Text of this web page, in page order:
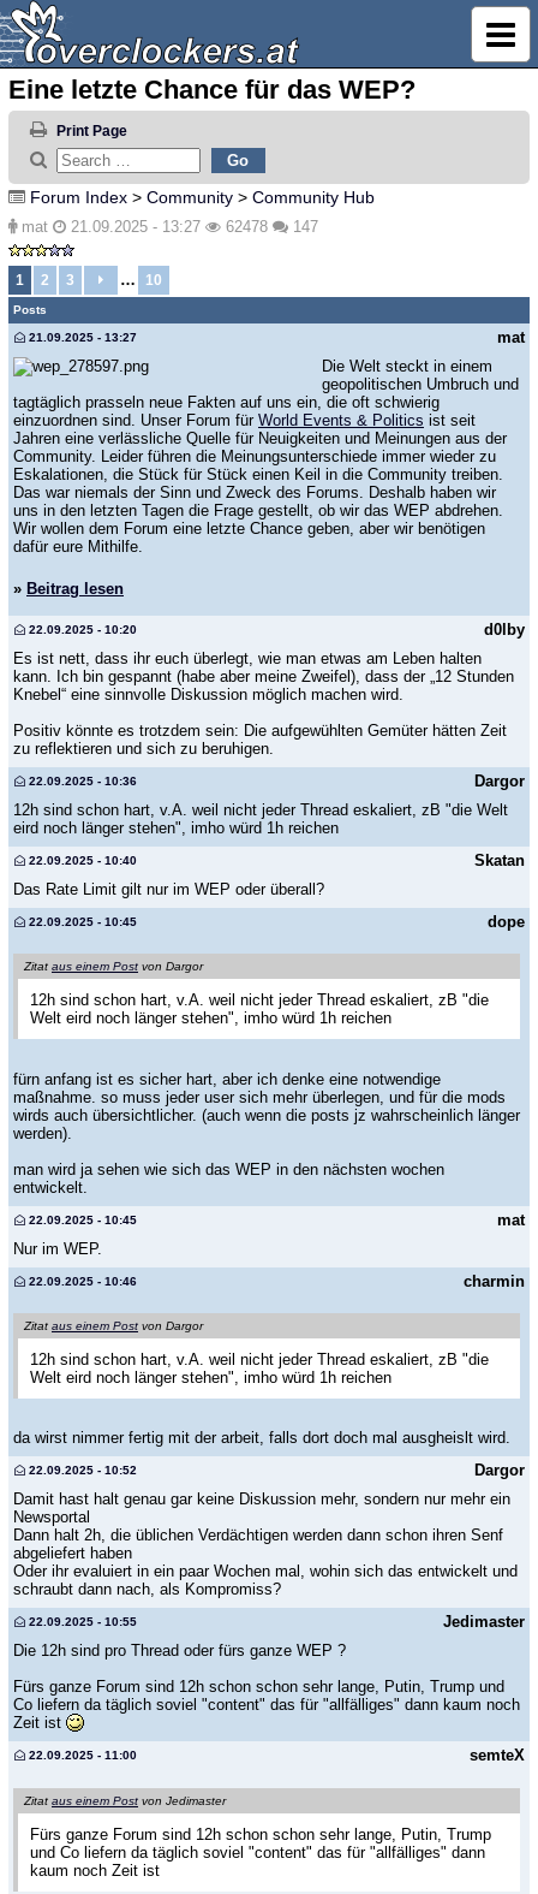
Eine letzte Chance für das WEP?
Print Page
Forum Index > Community > Community Hub
mat 21.09.2025 - 13:27 62478 147
1 2 3 … 10
Posts
mat
21.09.2025 - 13:27
Die Welt steckt in einem
geopolitischen Umbruch und
tagtäglich prasseln neue Fakten auf uns ein, die oft schwierig
einzuordnen sind. Unser Forum für World Events & Politics ist seit
Jahren eine verlässliche Quelle für Neuigkeiten und Meinungen aus der
Community. Leider führen die Meinungsunterschiede immer wieder zu
Eskalationen, die Stück für Stück einen Keil in die Community treiben.
Das war niemals der Sinn und Zweck des Forums. Deshalb haben wir
uns in den letzten Tagen die Frage gestellt, ob wir das WEP abdrehen.
Wir wollen dem Forum eine letzte Chance geben, aber wir benötigen
dafür eure Mithilfe.
» Beitrag lesen
d0lby
22.09.2025 - 10:20
Es ist nett, dass ihr euch überlegt, wie man etwas am Leben halten
kann. Ich bin gespannt (habe aber meine Zweifel), dass der „12 Stunden
Knebel“ eine sinnvolle Diskussion möglich machen wird.
Positiv könnte es trotzdem sein: Die aufgewühlten Gemüter hätten Zeit
zu reflektieren und sich zu beruhigen.
Dargor
22.09.2025 - 10:36
12h sind schon hart, v.A. weil nicht jeder Thread eskaliert, zB "die Welt
eird noch länger stehen", imho würd 1h reichen
Skatan
22.09.2025 - 10:40
Das Rate Limit gilt nur im WEP oder überall?
dope
22.09.2025 - 10:45
Zitat aus einem Post von Dargor
12h sind schon hart, v.A. weil nicht jeder Thread eskaliert, zB "die
Welt eird noch länger stehen", imho würd 1h reichen
fürn anfang ist es sicher hart, aber ich denke eine notwendige
maßnahme. so muss jeder user sich mehr überlegen, und für die mods
wirds auch übersichtlicher. (auch wenn die posts jz wahrscheinlich länger
werden).
man wird ja sehen wie sich das WEP in den nächsten wochen
entwickelt.
mat
22.09.2025 - 10:45
Nur im WEP.
charmin
22.09.2025 - 10:46
Zitat aus einem Post von Dargor
12h sind schon hart, v.A. weil nicht jeder Thread eskaliert, zB "die
Welt eird noch länger stehen", imho würd 1h reichen
da wirst nimmer fertig mit der arbeit, falls dort doch mal ausgheislt wird.
Dargor
22.09.2025 - 10:52
Damit hast halt genau gar keine Diskussion mehr, sondern nur mehr ein
Newsportal
Dann halt 2h, die üblichen Verdächtigen werden dann schon ihren Senf
abgeliefert haben
Oder ihr evaluiert in ein paar Wochen mal, wohin sich das entwickelt und
schraubt dann nach, als Kompromiss?
Jedimaster
22.09.2025 - 10:55
Die 12h sind pro Thread oder fürs ganze WEP ?
Fürs ganze Forum sind 12h schon schon sehr lange, Putin, Trump und
Co liefern da täglich soviel "content" das für "allfälliges" dann kaum noch
Zeit ist
semteX
22.09.2025 - 11:00
Zitat aus einem Post von Jedimaster
Fürs ganze Forum sind 12h schon schon sehr lange, Putin, Trump
und Co liefern da täglich soviel "content" das für "allfälliges" dann
kaum noch Zeit ist